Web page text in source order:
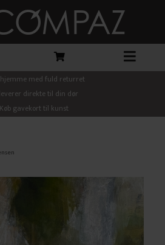
med fuld returret
direkte til din dør
gavekort til kunst